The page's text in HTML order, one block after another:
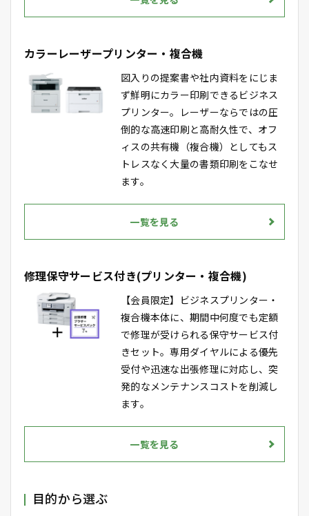
カラーレーザープリンター・複合機
図入りの提案書や社内資料をにじま
ず鮮明にカラー印刷できるビジネス
プリンター。レーザーならではの圧
倒的な高速印刷と高耐久性で、オフ
ィスの共有機（複合機）としてもス
トレスなく大量の書類印刷をこなせ
ます。
一覧を見る
修理保守サービス付き(プリンター・複合機)
【会員限定】ビジネスプリンター・
複合機本体に、期間中何度でも定額
で修理が受けられる保守サービス付
きセット。専用ダイヤルによる優先
受付や迅速な出張修理に対応し、突
発的なメンテナンスコストを削減し
ます。
一覧を見る
目的から選ぶ